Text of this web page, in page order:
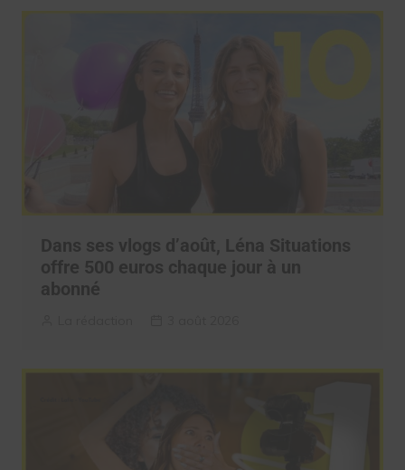
Dans ses vlogs d’août, Léna Situations
offre 500 euros chaque jour à un
abonné